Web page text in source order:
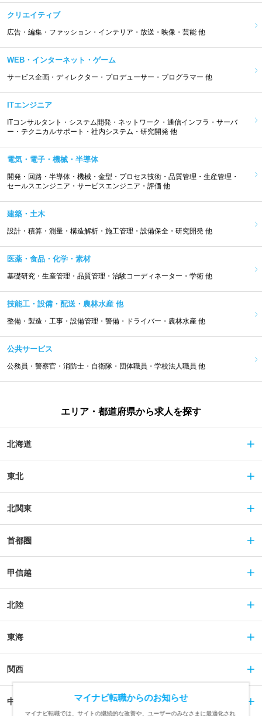
クリエイティブ
広告・編集・ファッション・インテリア・放送・映像・芸能 他
WEB・インターネット・ゲーム
サービス企画・ディレクター・プロデューサー・プログラマー 他
ITエンジニア
ITコンサルタント・システム開発・ネットワーク・通信インフラ・サーバ
ー・テクニカルサポート・社内システム・研究開発 他
電気・電子・機械・半導体
開発・回路・半導体・機械・金型・プロセス技術・品質管理・生産管理・
セールスエンジニア・サービスエンジニア・評価 他
建築・土木
設計・積算・測量・構造解析・施工管理・設備保全・研究開発 他
医薬・食品・化学・素材
基礎研究・生産管理・品質管理・治験コーディネーター・学術 他
技能工・設備・配送・農林水産 他
整備・製造・工事・設備管理・警備・ドライバー・農林水産 他
公共サービス
公務員・警察官・消防士・自衛隊・団体職員・学校法人職員 他
エリア・都道府県から求人を探す
北海道
東北
北関東
首都圏
甲信越
北陸
東海
関西
中国 マイナビ転職からのお知らせ
マイナビ転職では、サイトの継続的な改善や、ユーザーのみなさまに最適化され